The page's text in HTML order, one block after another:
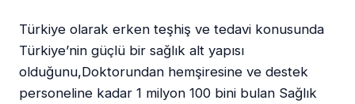
Türkiye olarak erken teşhiş ve tedavi konusunda
Türkiye’nin güçlü bir sağlık alt yapısı
olduğunu,Doktorundan hemşiresine ve destek
personeline kadar 1 milyon 100 bini bulan Sağlık